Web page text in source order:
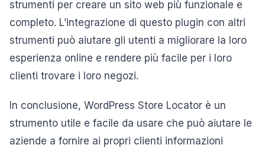
strumenti per creare un sito web più funzionale e
completo. L’integrazione di questo plugin con altri
strumenti può aiutare gli utenti a migliorare la loro
esperienza online e rendere più facile per i loro
clienti trovare i loro negozi.
In conclusione, WordPress Store Locator è un
strumento utile e facile da usare che può aiutare le
aziende a fornire ai propri clienti informazioni